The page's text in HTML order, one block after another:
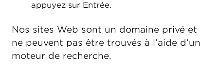
appuyez sur Entrée.
Nos sites Web sont un domaine privé et
ne peuvent pas être trouvés à l’aide d’un
moteur de recherche.